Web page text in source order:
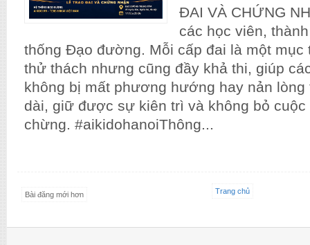
ĐAI VÀ CHỨNG
các học viên,
thống Đạo đường. Mỗi cấp đai là một mục
thử thách nhưng cũng đầy khả thi, giúp
không bị mất phương hướng hay nản lòng
dài, giữ được sự kiên trì và không bỏ cuộc
chừng. #aikidohanoiThông...
Bài đăng mới hơn Trang chủ